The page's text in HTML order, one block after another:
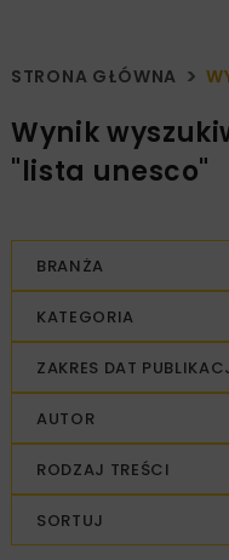
STRONA GŁÓWNA
Wynik
"lista unesco"
BRANŻA
KATEGORIA
ZAKRES DAT
AUTOR
RODZAJ TREŚCI
SORTUJ